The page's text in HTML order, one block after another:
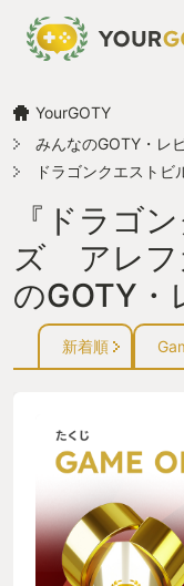
YourGOTY
みんなのGOTY・レ
ドラゴンクエスト
『ドラゴ
ズ アレフ
のGOTY・
新着順